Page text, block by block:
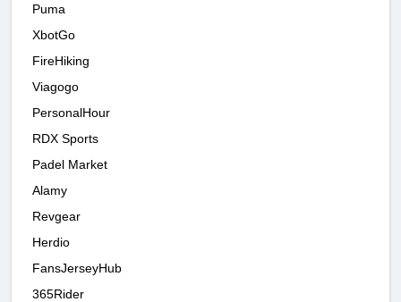
Puma
XbotGo
FireHiking
Viagogo
PersonalHour
RDX Sports
Padel Market
Alamy
Revgear
Herdio
FansJerseyHub
365Rider